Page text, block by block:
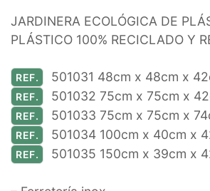
JARDINERA ECOLÓGICA DE
PLÁSTICO 100% RECICLADO Y
REF. 501031 48cm x 48cm x
REF. 501032 75cm x 75cm x
REF. 501033 75cm x 75cm x
REF. 501034 100cm x 40cm x
REF. 501035 150cm x 39cm x